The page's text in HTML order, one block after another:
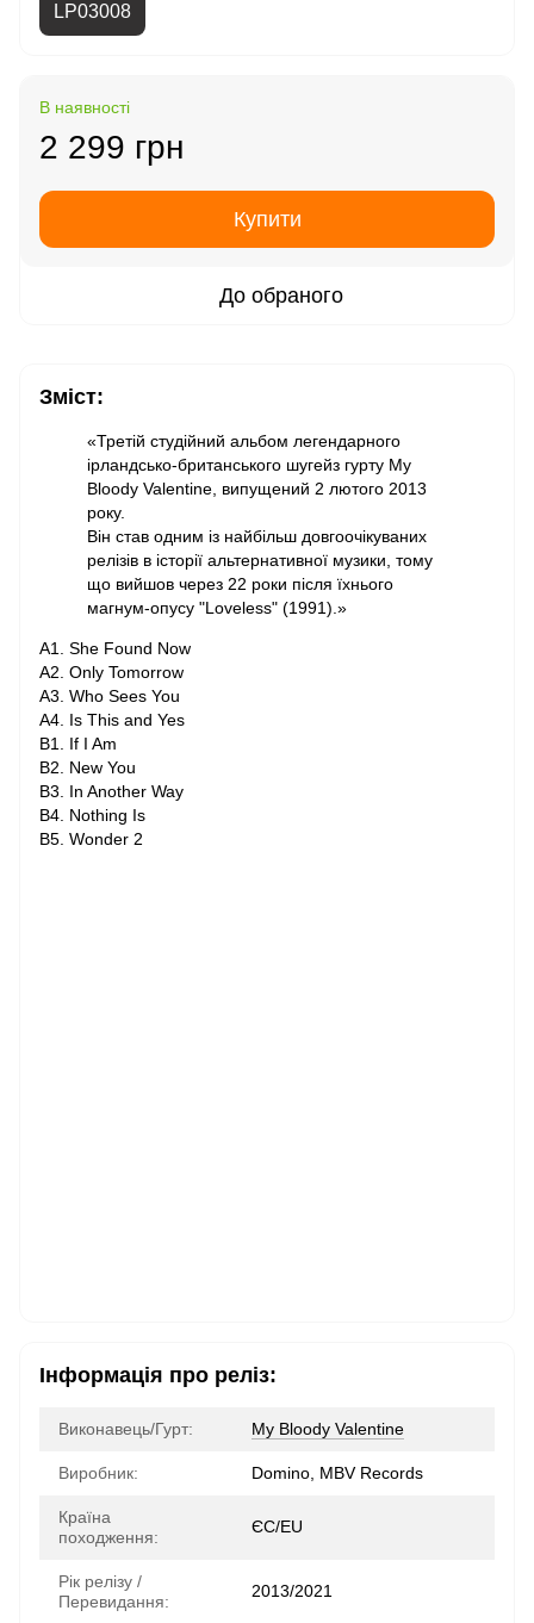
LP03008
В наявності
2 299 грн
Купити
До обраного
Зміст:
«Третій студійний альбом легендарного
ірландсько-британського шугейз гурту My
Bloody Valentine, випущений 2 лютого 2013
року.
Він став одним із найбільш довгоочікуваних
релізів в історії альтернативної музики, тому
що вийшов через 22 роки після їхнього
магнум-опусу "Loveless" (1991).»
A1. She Found Now
A2. Only Tomorrow
A3. Who Sees You
A4. Is This and Yes
B1. If I Am
B2. New You
B3. In Another Way
B4. Nothing Is
B5. Wonder 2
Інформація про реліз:
Виконавець/Гурт: My Bloody Valentine
Виробник: Domino, MBV Records
Країна
походження:
ЄС/EU
Рік релізу /
Перевидання:
2013/2021